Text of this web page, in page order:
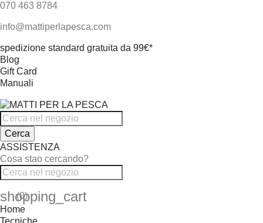
070 463 8784
info@mattiperlapesca.com
spedizione standard gratuita da 99€*
Blog
Gift Card
Manuali
Cerca
ASSISTENZA
Cosa stao cercando?
shopping_cart
(0)
Home
Tecniche